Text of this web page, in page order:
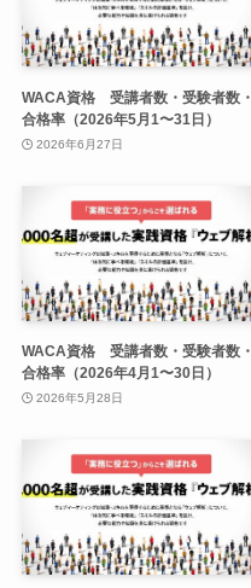
WACA資格 受講者数・受験者数・
合格率（2026年5月1〜31日）
2026年6月27日
WACA資格 受講者数・受験者数・
合格率（2026年4月1〜30日）
2026年5月28日